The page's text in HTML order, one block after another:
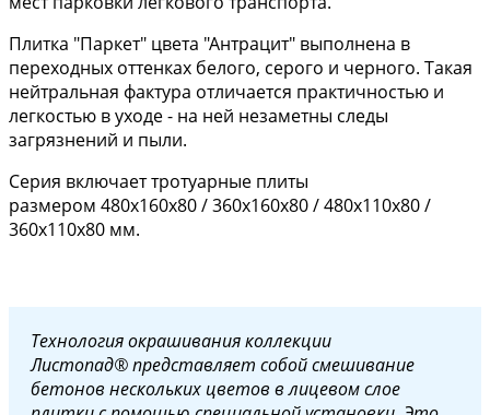
Плитка "Паркет" цвета "Антрацит" выполнена в
переходных оттенках белого, серого и черного. Такая
нейтральная фактура отличается практичностью и
легкостью в уходе - на ней незаметны следы
загрязнений и пыли.
Серия включает тротуарные плиты
размером 480х160х80 / 360х160х80 / 480х110х80 /
360х110х80 мм.
Технология окрашивания коллекции
Листопад® представляет собой смешивание
бетонов нескольких цветов в лицевом слое